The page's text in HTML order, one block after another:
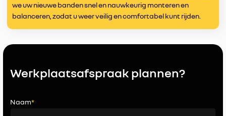
we uw nieuwe banden snel en nauwkeurig monteren en
balanceren, zodat u weer veilig en comfortabel kunt rijden.
Werkplaatsafspraak plannen?
Naam*